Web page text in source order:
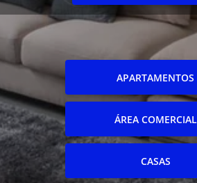
APARTAMENTOS
ÁREA COMERCIAL
CASAS